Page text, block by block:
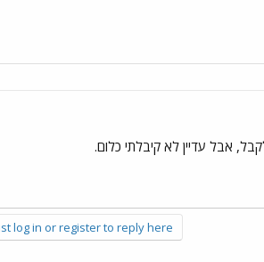
אבל עדיין לא קיבלתי כלום.
log in or register to reply here.